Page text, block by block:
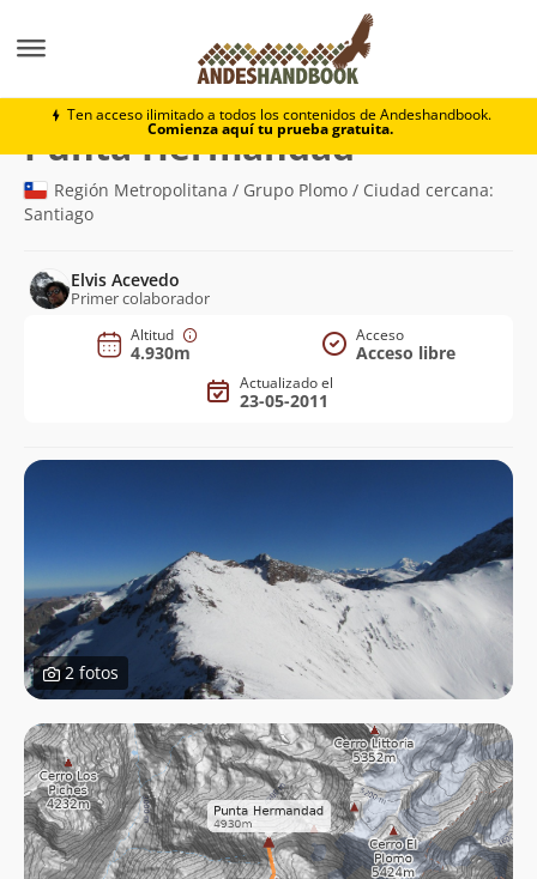
Ten acceso ilimitado a todos los contenidos de Andeshandbook.
Comienza aquí tu prueba gratuita.
Punta Hermandad
Punta Hermandad(4.930m)
Región Metropolitana / Grupo Plomo / Ciudad cercana:
Santiago
Elvis Acevedo
Primer colaborador
Altitud
4.930m
Acceso
Acceso libre
Actualizado el
23-05-2011
2 fotos